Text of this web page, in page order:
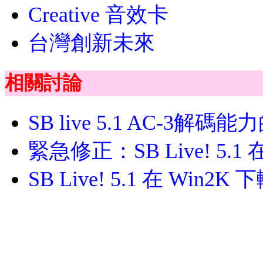
Creative 音效卡
台灣創新未來
相關討論
SB live 5.1 AC-3解碼能
緊急修正：SB Live! 5.1
SB Live! 5.1 在 Win2K